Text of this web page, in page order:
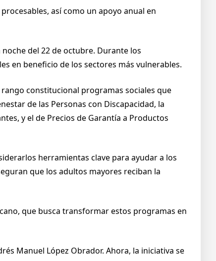
así como un apoyo anual en
del 22 de octubre. Durante los
en beneficio de los sectores más vulnerables.
constitucional programas sociales que
de las Personas con Discapacidad, la
y el de Precios de Garantía a Productos
herramientas clave para ayudar a los
que los adultos mayores reciban la
que busca transformar estos programas en
Manuel López Obrador. Ahora, la iniciativa se